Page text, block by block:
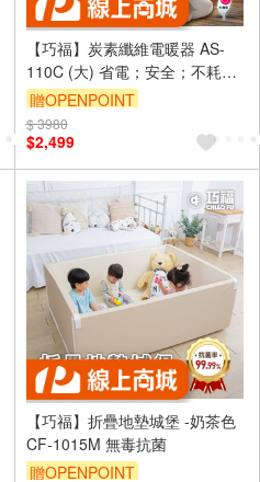
【巧福】炭素纖維電暖器 AS-
110C (大) 省電；安全；不耗氧
(台灣製)
贈OPENPOINT
$ 3980
$2,499
【巧福】折疊地墊城堡 -奶茶色
CF-1015M 無毒抗菌
贈OPENPOINT